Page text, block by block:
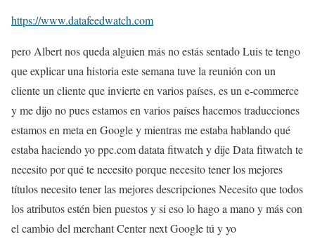
https://www.datafeedwatch.com
pero Albert nos queda alguien más no estás sentado Luis te tengo
que explicar una historia este semana tuve la reunión con un
cliente un cliente que invierte en varios países, es un e-commerce
y me dijo no pues estamos en varios países hacemos traducciones
estamos en meta en Google y mientras me estaba hablando qué
estaba haciendo yo ppc.com datata fitwatch y dije Data fitwatch te
necesito por qué te necesito porque necesito tener los mejores
títulos necesito tener las mejores descripciones Necesito que todos
los atributos estén bien puestos y si eso lo hago a mano y más con
el cambio del merchant Center next Google tú y yo